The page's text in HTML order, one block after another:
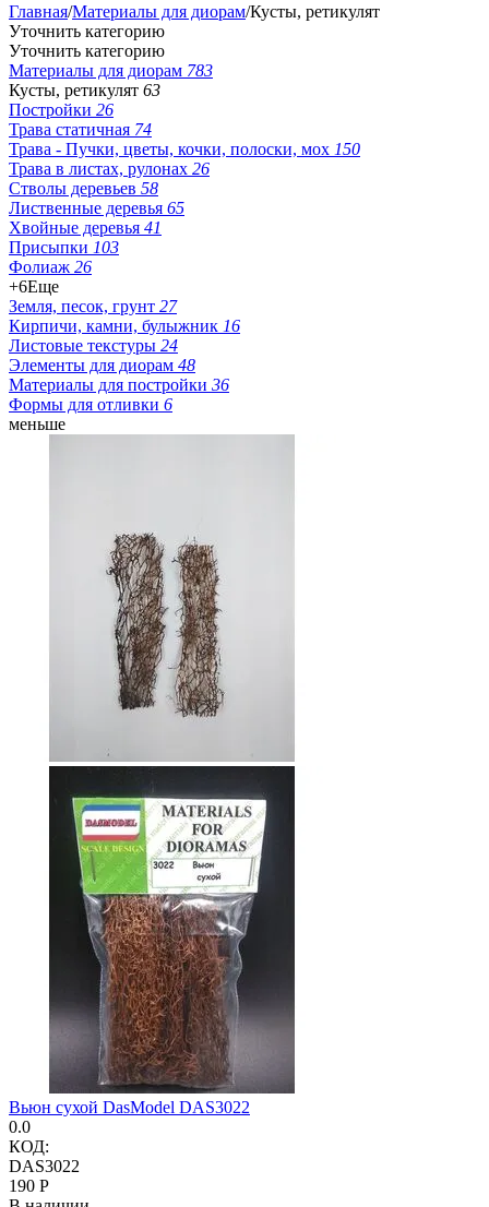
Главная/Материалы для диорам/Кусты, ретикулят
Уточнить категорию
Уточнить категорию
Материалы для диорам 783
Кусты, ретикулят 63
Постройки 26
Трава статичная 74
Трава - Пучки, цветы, кочки, полоски, мох 150
Трава в листах, рулонах 26
Стволы деревьев 58
Лиственные деревья 65
Хвойные деревья 41
Присыпки 103
Фолиаж 26
+6Еще
Земля, песок, грунт 27
Кирпичи, камни, булыжник 16
Листовые текстуры 24
Элементы для диорам 48
Материалы для постройки 36
Формы для отливки 6
меньше
Вьюн сухой DasModel DAS3022
0.0
КОД:
DAS3022
‍190‍ Р